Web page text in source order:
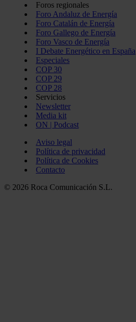
Foros regionales
Foro Andaluz de Energía
Foro Catalán de Energía
Foro Gallego de Energía
Foro Vasco de Energía
I Debate Energético en España
Especiales
COP 30
COP 29
COP 28
Servicios
Newsletter
Media kit
ON | Podcast
Aviso legal
Política de privacidad
Política de Cookies
Contacto
© 2026 Roca Comunicación S.L.